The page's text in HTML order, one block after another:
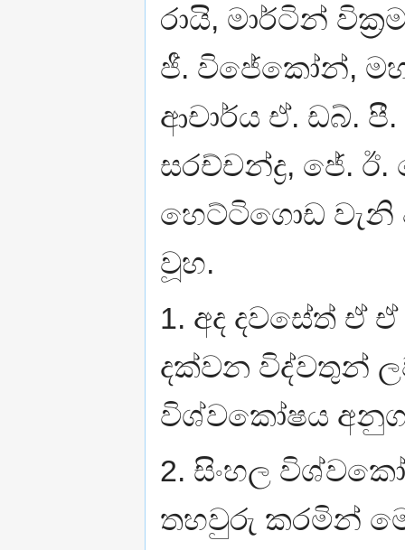
රායි, මාර්ටින්
ජී. විජේකෝන්,
ආචාර්ය ඒ. ඩබ්.
සරච්චන්ද්‍ර, ජේ.
හෙට්ටිගොඩ
වූහ.
1. අද දවසේත් ඒ
දක්වන විද්වතුන්
විශ්වකෝෂය
2. සිංහල
තහවුරු කරමින්